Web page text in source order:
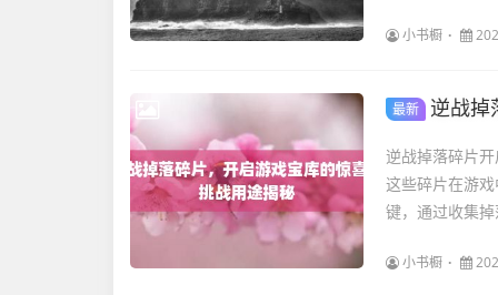
小书橱
最新 逆战掉
逆战掉落碎片
这些碎片在游
键，通过收集
小书橱